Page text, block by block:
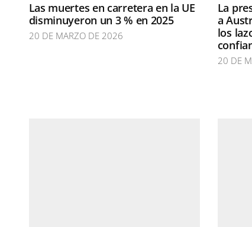
Las muertes en carretera en la UE
disminuyeron un 3 % en 2025
20 DE MARZO DE 2026
La
a
los
20 DE